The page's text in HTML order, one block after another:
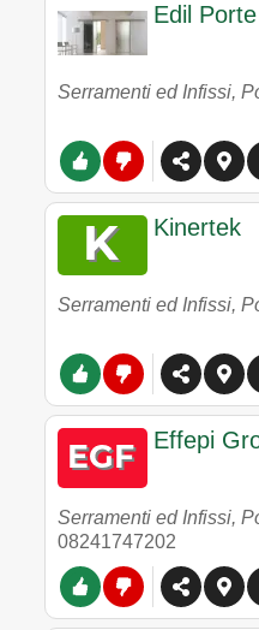
Edil
Serramenti ed Infissi,
Kinertek
Serramenti ed Infissi,
Effepi
Serramenti ed Infissi,
08241747202